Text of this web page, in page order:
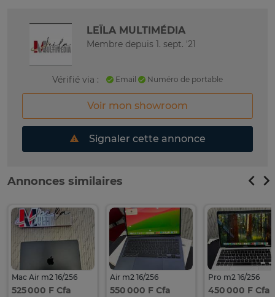
LEÏLA MULTIMÉDIA
Membre depuis 1. sept. '21
Vérifié via : Email Numéro de portable
Voir mon showroom
Signaler cette annonce
Annonces similaires
Mac Air m2 16/256
525 000 F Cfa
Air m2 16/256
550 000 F Cfa
Pro m2 16/256
450 000 F Cfa